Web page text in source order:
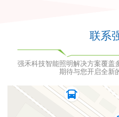
联系
强禾科技智能照明解决方案覆盖
期待与您开启全新